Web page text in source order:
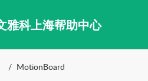
雅科上海帮助中心
MotionBoard